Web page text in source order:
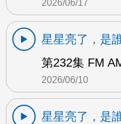
2026/06/17
星星亮了，是
第232集 FM
2026/06/10
星星亮了，是